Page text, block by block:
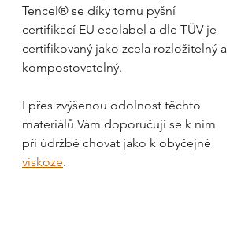
Tencel® se díky tomu pyšní
certifikací EU ecolabel a dle TÜV je
certifikovaný jako zcela rozložitelný a
kompostovatelný.
I přes zvýšenou odolnost těchto
materiálů Vám doporučuji se k nim
při údržbě chovat jako k obyčejné
viskóze.